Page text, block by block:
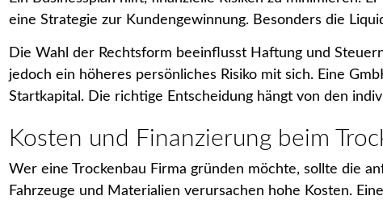
eine Strategie zur Kundengewinnung. Besonders die
Die Wahl der Rechtsform beeinflusst Haftung und
jedoch ein höheres persönliches Risiko mit sich. Eine
Startkapital. Die richtige Entscheidung hängt von den
Kosten und Finanzierung beim
Wer eine Trockenbau Firma gründen möchte, sollte die
Fahrzeuge und Materialien verursachen hohe Kosten.